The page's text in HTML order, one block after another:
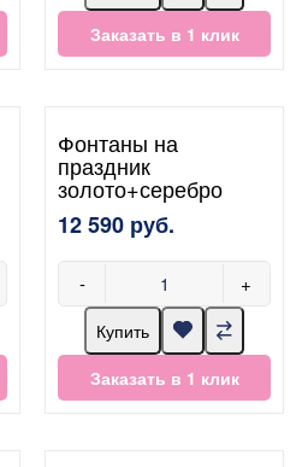
Заказать в 1 клик
Фонтаны на
праздник
золото+серебро
12 590 руб.
- +
Купить
Заказать в 1 клик